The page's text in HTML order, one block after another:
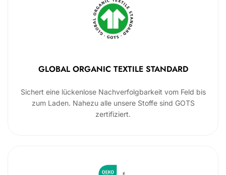
GLOBAL ORGANIC TEXTILE STANDARD
Sichert eine lückenlose Nachverfolgbarkeit vom Feld bis
zum Laden. Nahezu alle unsere Stoffe sind GOTS
zertifiziert.